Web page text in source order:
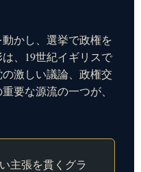
かし、選挙で政権を
、19世紀イギリスで
激しい議論、政権交
要な源流の一つが、
主張を貫くグラ